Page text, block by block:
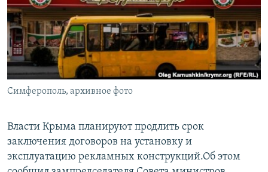
ПОБЕДИТЕЛЕЙ НЕ СУДЯТ?
КРЫМ.НЕПОКОРЕННЫЙ
ELIFBE
УКРАИНСКАЯ ПРОБЛЕМА КРЫМА
ПРИСОЕДИНЯЙТЕСЬ!
Все сайты RFE/RL
Симферополь, архивное фото
Власти Крыма планируют продлить срок
заключения договоров на установку и
эксплуатацию рекламных конструкций.Об этом